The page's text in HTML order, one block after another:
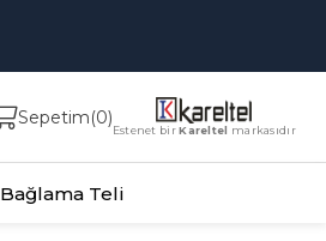
Sepetim 0
Estenet birKareltel markasıdır
Bağlama Teli